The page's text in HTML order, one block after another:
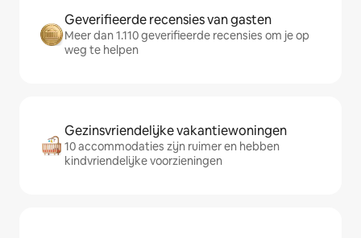
Geverifieerde recensies van gasten
Meer dan 1.110 geverifieerde recensies om je op
weg te helpen
Gezinsvriendelijke vakantiewoningen
10 accommodaties zijn ruimer en hebben
kindvriendelijke voorzieningen